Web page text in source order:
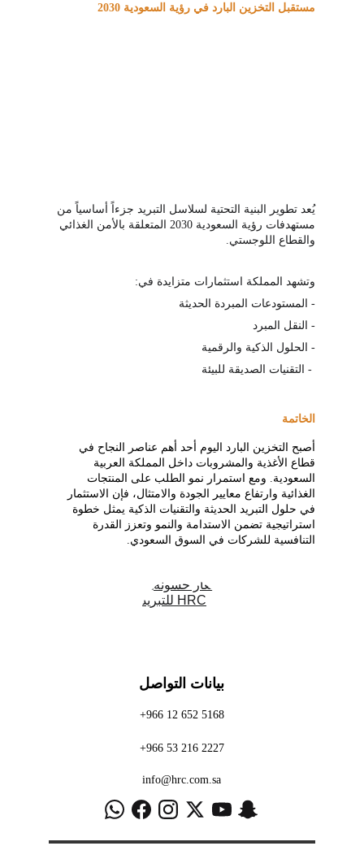
مستقبل التخزين البارد في رؤية السعودية 2030
يُعد تطوير البنية التحتية لسلاسل التبريد جزءاً أساسياً من
مستهدفات رؤية السعودية 2030
المتعلقة بالأمن الغذائي
والقطاع اللوجستي.
وتشهد المملكة استثمارات متزايدة في:
- المستودعات المبردة الحديثة
- النقل المبرد
- الحلول الذكية والرقمية
الخاتمة
أصبح التخزين البارد اليوم أحد أهم عناصر النجاح في
قطاع الأغذية والمشروبات داخل المملكة العربية
السعودية. ومع استمرار نمو الطلب على المنتجات
الغذائية وارتفاع معايير الجودة والامتثال، فإن الاستثمار
في حلول التبريد الحديثة والتقنيات الذكية يمثل خطوة
استراتيجية تضمن الاستدامة والنمو وتعزز القدرة
التنافسية للشركات في السوق السعودي.
+966 12 652 5168
+966 53 216 2227
info@hrc.com.sa
بيانات التواصل